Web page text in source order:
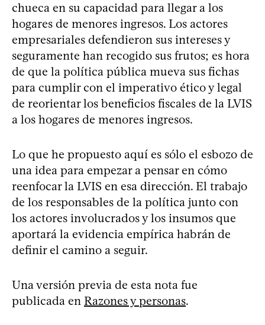
chueca en su capacidad para llegar a los
hogares de menores ingresos. Los actores
empresariales defendieron sus intereses y
seguramente han recogido sus frutos; es hora
de que la política pública mueva sus fichas
para cumplir con el imperativo ético y legal
de reorientar los beneficios fiscales de la LVIS
a los hogares de menores ingresos.
Lo que he propuesto aquí es sólo el esbozo de
una idea para empezar a pensar en cómo
reenfocar la LVIS en esa dirección. El trabajo
de los responsables de la política junto con
los actores involucrados y los insumos que
aportará la evidencia empírica habrán de
definir el camino a seguir.
Una versión previa de esta nota fue
publicada en Razones y personas.